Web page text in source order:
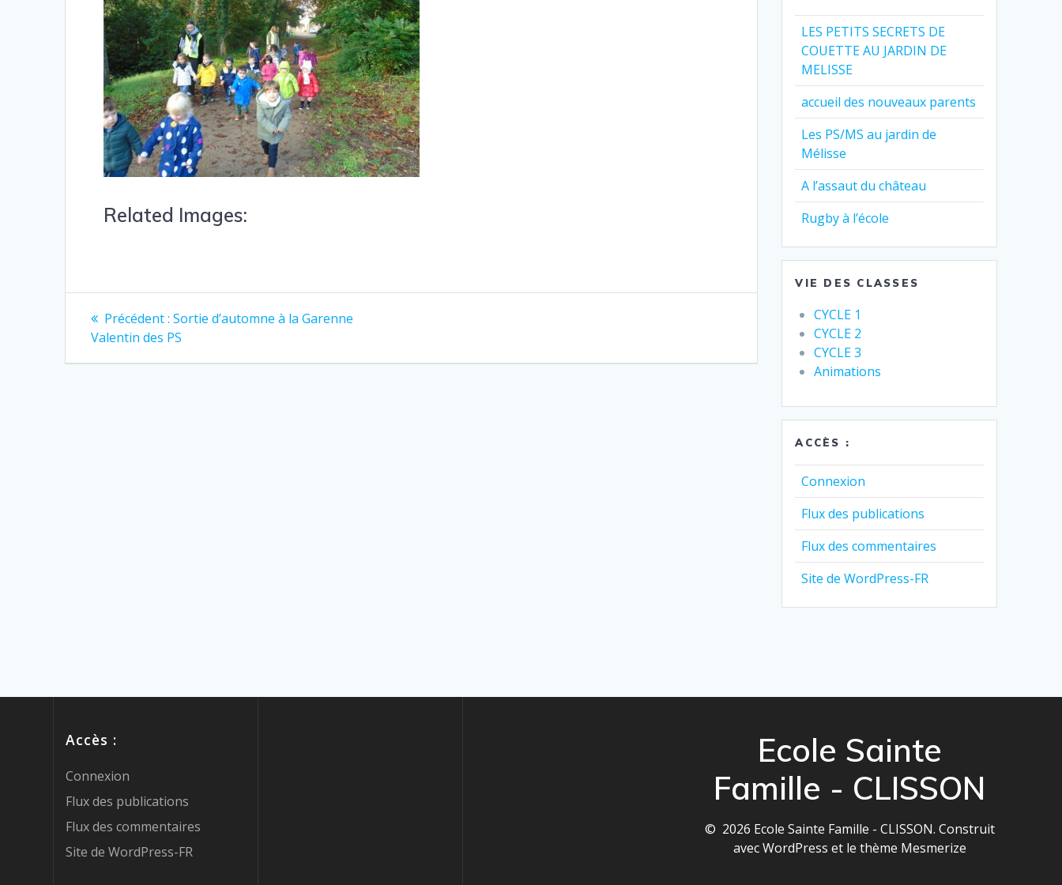
Related Images:
Précédent : Sortie d’automne à la Garenne
Valentin des PS
LES PETITS SECRETS DE
COUETTE AU JARDIN DE
MELISSE
accueil des nouveaux parents
Les PS/MS au jardin de
Mélisse
A l’assaut du château
Rugby à l’école
VIE DES CLASSES
CYCLE 1
CYCLE 2
CYCLE 3
Animations
ACCÈS :
Connexion
Flux des publications
Flux des commentaires
Site de WordPress-FR
Accès :
Connexion
Flux des publications
Flux des commentaires
Site de WordPress-FR
Ecole Sainte
Famille - CLISSON
© 2026 Ecole Sainte Famille - CLISSON. Construit
avec WordPress et le thème Mesmerize